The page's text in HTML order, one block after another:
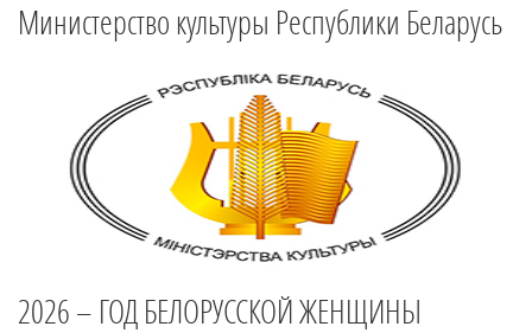
Министерство культуры Республики Беларусь
2026 – ГОД БЕЛОРУССКОЙ ЖЕНЩИНЫ